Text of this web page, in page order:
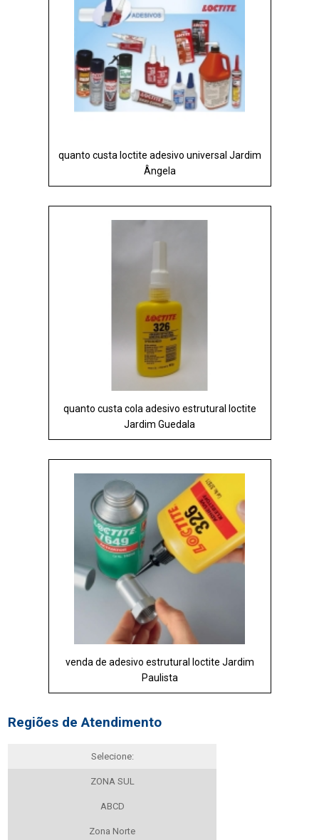
quanto custa loctite adesivo universal Jardim
Ângela
quanto custa cola adesivo estrutural loctite
Jardim Guedala
venda de adesivo estrutural loctite Jardim
Paulista
Regiões de Atendimento
Selecione:
ZONA SUL
ABCD
Zona Norte